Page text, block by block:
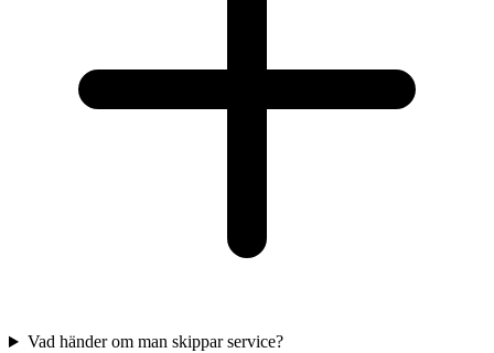
Vad händer om man skippar service?